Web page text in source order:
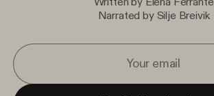
Narrated by Silje Breivik